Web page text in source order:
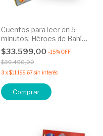
Cuentos para leer en 5
minutos: Héroes de Bahía
Aventura + Historias para
armar: ¡Listos para ayudar!
$33.599,00 -15% OFF
$39.498,00
3 x$11.199,67sin interés